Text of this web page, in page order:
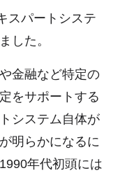
スパートシステ
した。
金融など特定の
をサポートする
システム自体が
明らかになるに
年代初頭には